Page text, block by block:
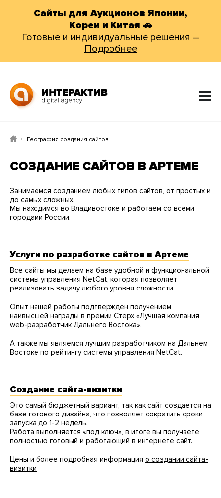
Сайты для Аукционов Японии,
Кореи и Китая 🚗
Готовые и индивидуальные решения –
Подробнее
География создания сайтов
СОЗДАНИЕ САЙТОВ В АРТЕМЕ
Занимаемся созданием любых типов сайтов, от простых и
до самых сложных.
Мы находимся во Владивостоке и работаем со всеми
городами России.
Услуги по разработке сайтов в Артеме
Все сайты мы делаем на базе удобной и функциональной
системы управления NetCat, которая позволяет
реализовать задачу любого уровня сложности.
Опыт нашей работы подтвержден получением
наивысшей награды в премии Стерх «Лучшая компания
web-разработчик Дальнего Востока».
А также мы являемся лучшим разработчиком на Дальнем
Востоке по рейтингу системы управления NetCat.
Создание сайта-визитки
Это самый бюджетный вариант, так как сайт создается на
базе готового дизайна, что позволяет сократить сроки
запуска до 1-2 недель.
Работа выполняется «под ключ», в итоге вы получаете
полностью готовый и работающий в интернете сайт.
Цены и более подробная информация о создании сайта-
визитки